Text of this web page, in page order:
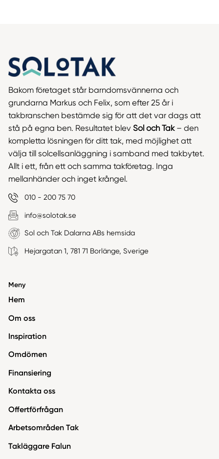
Bakom företaget står barndomsvännerna och
grundarna Markus och Felix, som efter 25 år i
takbranschen bestämde sig för att det var dags att
stå på egna ben. Resultatet blev Sol och Tak– den
kompletta lösningen för ditt tak, med möjlighet att
välja till solcellsanläggning i samband med takbytet.
Allt i ett, från ett och samma takföretag. Inga
mellanhänder och inget krångel.
010 - 200 75 70
info@solotak.se
Sol och Tak Dalarna ABs hemsida
Hejargatan 1, 781 71 Borlänge, Sverige
Meny
Hem
Om oss
Inspiration
Omdömen
Finansiering
Kontakta oss
Offertförfrågan
Arbetsområden Tak
Takläggare Falun